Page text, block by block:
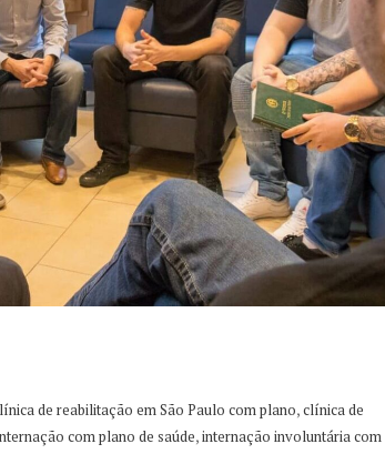
de reabilitação em São Paulo com plano,clínica de
com plano de saúde,internação involuntária com